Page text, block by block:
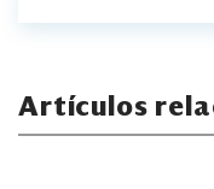
Artículos